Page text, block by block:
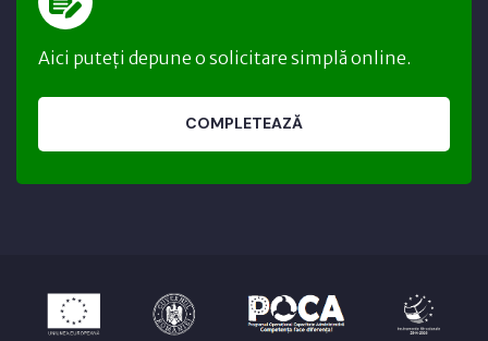
Aici puteți depune o solicitare simplă online.
COMPLETEAZĂ